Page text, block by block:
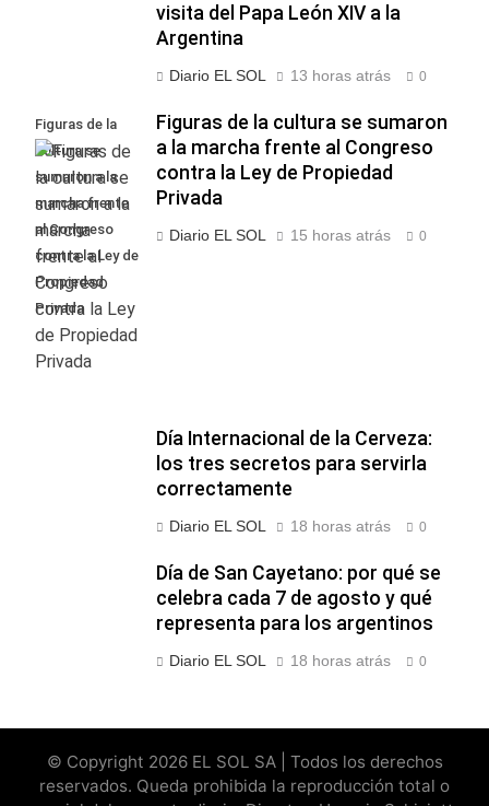
visita del Papa León XIV a la
Argentina
Diario EL SOL 13 horas atrás 0
Figuras de la
cultura se
sumaron a la
marcha frente
al Congreso
contra la Ley de
Propiedad
Privada
Figuras de la cultura se sumaron
a la marcha frente al Congreso
contra la Ley de Propiedad
Privada
Diario EL SOL 15 horas atrás 0
Día Internacional de la Cerveza:
los tres secretos para servirla
correctamente
Diario EL SOL 18 horas atrás 0
Día de San Cayetano: por qué se
celebra cada 7 de agosto y qué
representa para los argentinos
Diario EL SOL 18 horas atrás 0
© Copyright 2026 EL SOL SA | Todos los derechos
reservados. Queda prohibida la reproducción total o